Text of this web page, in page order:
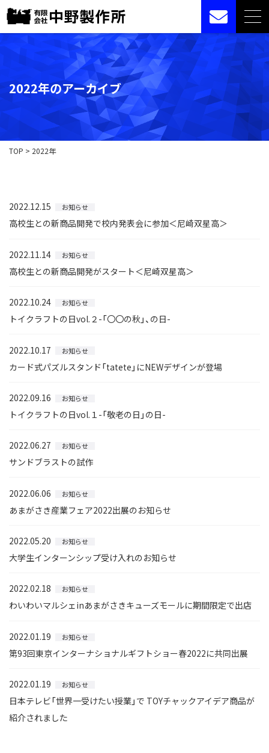
2022年のアーカイブ
TOP > 2022年
2022.12.15 お知らせ
高校生との新商品開発で校内発表会に参加＜尼崎双星高＞
2022.11.14 お知らせ
高校生との新商品開発がスタート＜尼崎双星高＞
2022.10.24 お知らせ
トイクラフトの日vol.２-「〇〇の秋」、の日-
2022.10.17 お知らせ
カード式パズルスタンド「tatete」にNEWデザインが登場
2022.09.16 お知らせ
トイクラフトの日vol.１-「敬老の日」の日-
2022.06.27 お知らせ
サンドブラストの試作
2022.06.06 お知らせ
あまがさき産業フェア2022出展のお知らせ
2022.05.20 お知らせ
大学生インターンシップ受け入れのお知らせ
2022.02.18 お知らせ
わいわいマルシェinあまがさきキューズモールに期間限定で出店
2022.01.19 お知らせ
第93回東京インターナショナルギフトショー春2022に共同出展
2022.01.19 お知らせ
日本テレビ「世界一受けたい授業」で TOYチャックアイデア商品が
紹介されました